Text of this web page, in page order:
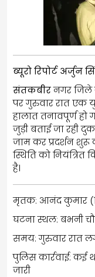
ब्यूरो रिपोर्ट
संतकबीरनगर जिले
पर गुरुवार रात एक
हालात तनावपूर्ण
जुड़ी बताई जा रही
जाम कर प्रदर्शन
स्थिति को
है।
मृतक: आनंद कुमार
घटना स्थल: बभनी
समय: गुरुवार रात
पुलिस कार्रवाई: कई
जारी